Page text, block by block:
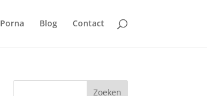
Porna Blog Contact